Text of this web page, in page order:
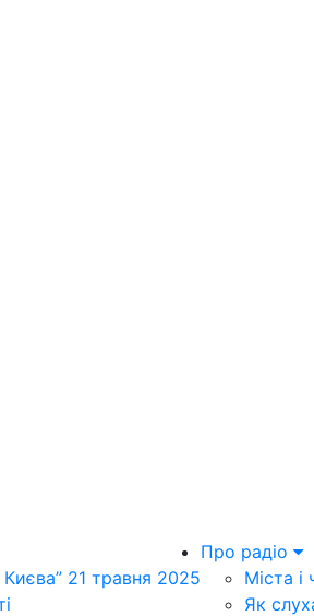
Києва” 21 травня 2025
Про радіо
Міста і
Як